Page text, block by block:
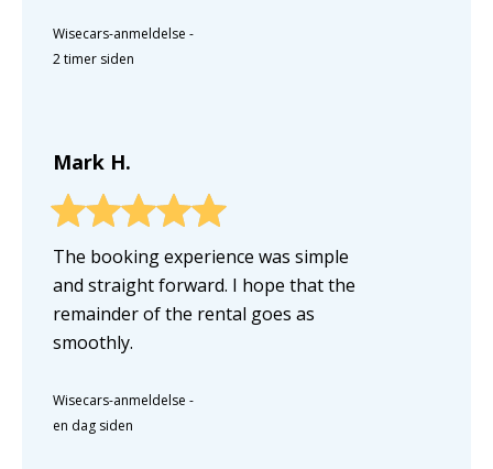
Wisecars-anmeldelse -
2 timer siden
Mark H.
The booking experience was simple
and straight forward. I hope that the
remainder of the rental goes as
smoothly.
Wisecars-anmeldelse -
en dag siden